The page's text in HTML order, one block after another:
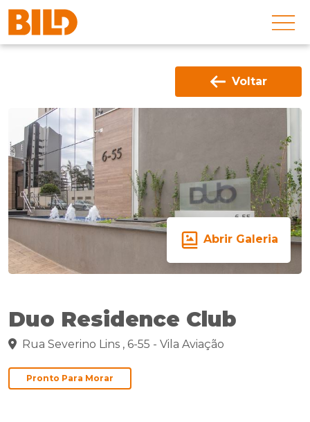
Voltar
Abrir Galeria
Duo Residence Club
Rua Severino Lins , 6-55 - Vila Aviação
Pronto Para Morar